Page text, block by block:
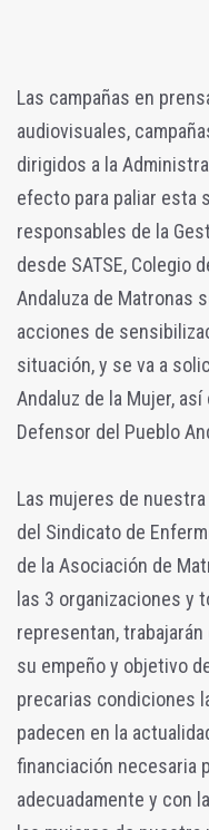
Las campañas en
audiovisuales,
dirigidos a la
efecto para paliar esta
responsables de la
desde SATSE, Colegio
Andaluza de Matronas
acciones de
situación, y se va a
Andaluz de la Mujer,
Defensor del Pueblo
Las mujeres de
del Sindicato de
de la Asociación de
las 3 organizaciones y
representan,
su empeño y objetivo
precarias condiciones
padecen en la
financiación necesaria
adecuadamente y con